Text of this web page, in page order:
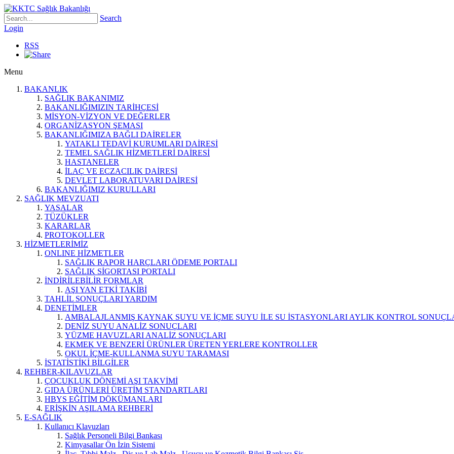
Search
Login
RSS
Menu
BAKANLIK
SAĞLIK BAKANIMIZ
BAKANLIĞIMIZIN TARİHÇESİ
MİSYON-VİZYON VE DEĞERLER
ORGANİZASYON ŞEMASI
BAKANLIĞIMIZA BAĞLI DAİRELER
YATAKLI TEDAVİ KURUMLARI DAİRESİ
TEMEL SAĞLIK HİZMETLERİ DAİRESİ
HASTANELER
İLAÇ VE ECZACILIK DAİRESİ
DEVLET LABORATUVARI DAİRESİ
BAKANLIĞIMIZ KURULLARI
SAĞLIK MEVZUATI
YASALAR
TÜZÜKLER
KARARLAR
PROTOKOLLER
HİZMETLERİMİZ
ONLINE HİZMETLER
SAĞLIK RAPOR HARÇLARI ÖDEME PORTALI
SAĞLIK SİGORTASI PORTALI
İNDİRİLEBİLİR FORMLAR
AŞI YAN ETKİ TAKİBİ
TAHLİL SONUÇLARI YARDIM
DENETİMLER
AMBALAJLANMIŞ KAYNAK SUYU VE İÇME SUYU İLE SU İSTASYONLARI AYLIK KONTROL
DENİZ SUYU ANALİZ SONUÇLARI
YÜZME HAVUZLARI ANALİZ SONUÇLARI
EKMEK VE BENZERİ ÜRÜNLER ÜRETEN YERLERE KONTROLLER
OKUL İÇME-KULLANMA SUYU TARAMASI
İSTATİSTİKİ BİLGİLER
REHBER-KILAVUZLAR
ÇOCUKLUK DÖNEMİ AŞI TAKVİMİ
GIDA ÜRÜNLERİ ÜRETİM STANDARTLARI
HBYS EĞİTİM DÖKÜMANLARI
ERİŞKİN AŞILAMA REHBERİ
E-SAĞLIK
Kullanıcı Klavuzları
Sağlık Personeli Bilgi Bankası
Kimyasallar Ön İzin Sistemi